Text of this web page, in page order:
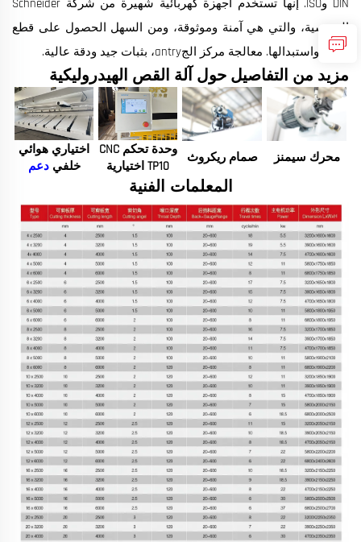
DIN وISO. إنها تستخدم أجهزة كهربائية شهيرة من شركة Schneider
الفرنسية، والتي هي آمنة وموثوقة، ومن السهل الحصول على قطع
الغيار واستبدالها. معالجة مركز الجantry، بثبات جيد ودقة عالية.
مزيد من التفاصيل حول آلة القص الهيدروليكية
محرك سيمنز صمام ريكروث
وحدة تحكم CNC
TP10 اختيارية
اختياري هوائي
خلفيدعم
المعلمات الفنية